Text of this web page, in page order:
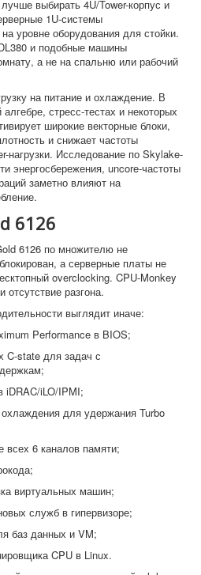
выбирать 4U/Tower-корпус и
1U-системы
уровне оборудования для стойки.
и подобные машины
а не на спальню или рабочий
на питание и охлаждение. В
стресс-тестах и некоторых
широкие векторные блоки,
и снижает частоты
нагрузки. Исследование по Skylake-
энергосбережения, uncore-частоты
заметно влияют на
6126
6126 по множителю не
а серверные платы не
overclocking. CPU-Monkey
разгона.
выглядит иначе:
Performance в BIOS;
C-state для задач с
iDRAC/iLO/IPMI;
охлаждения для удержания Turbo
всех 6 каналов памяти;
виртуальных машин;
служб в гипервизоре;
баз данных и VM;
CPU в Linux.